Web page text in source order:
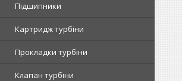
Підшипники
Картридж турбіни
Прокладки турбіни
Клапан турбіни